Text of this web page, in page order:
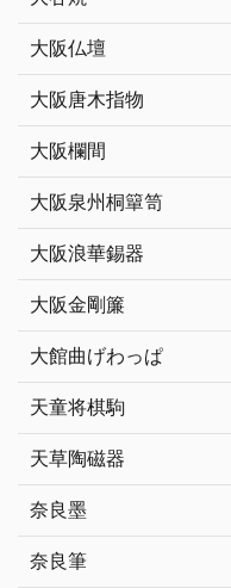
大阪仏壇
大阪唐木指物
大阪欄間
大阪泉州桐簞笥
大阪浪華錫器
大阪金剛簾
大館曲げわっぱ
天童将棋駒
天草陶磁器
奈良墨
奈良筆